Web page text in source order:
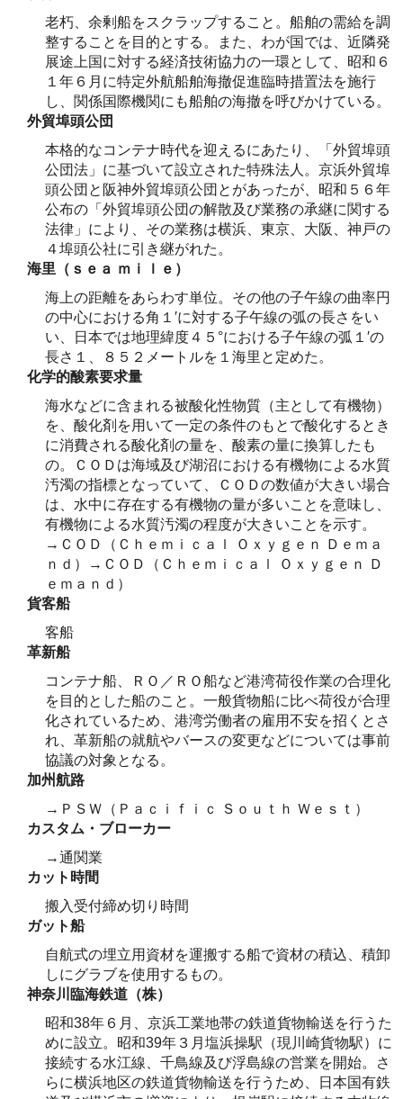
老朽、余剰船をスクラップすること。船舶の需給を調
整することを目的とする。また、わが国では、近隣発
展途上国に対する経済技術協力の一環として、昭和６
１年６月に特定外航船舶海撤促進臨時措置法を施行
し、関係国際機関にも船舶の海撤を呼びかけている。
外貿埠頭公団
本格的なコンテナ時代を迎えるにあたり、「外貿埠頭
公団法」に基づいて設立された特殊法人。京浜外貿埠
頭公団と阪神外貿埠頭公団とがあったが、昭和５６年
公布の「外貿埠頭公団の解散及び業務の承継に関する
法律」により、その業務は横浜、東京、大阪、神戸の
４埠頭公社に引き継がれた。
海里（ｓｅａ ｍｉｌｅ）
海上の距離をあらわす単位。その他の子午線の曲率円
の中心における角１′に対する子午線の弧の長さをい
い、日本では地理緯度４５°における子午線の弧１′の
長さ１、８５２メートルを１海里と定めた。
化学的酸素要求量
海水などに含まれる被酸化性物質（主として有機物）
を、酸化剤を用いて一定の条件のもとで酸化するとき
に消費される酸化剤の量を、酸素の量に換算したも
の。ＣＯＤは海域及び湖沼における有機物による水質
汚濁の指標となっていて、ＣＯＤの数値が大きい場合
は、水中に存在する有機物の量が多いことを意味し、
有機物による水質汚濁の程度が大きいことを示す。
→ＣＯＤ（Ｃｈｅｍｉｃａｌ Ｏｘｙｇｅｎ Ｄｅｍａ
ｎｄ）→ＣＯＤ（Ｃｈｅｍｉｃａｌ Ｏｘｙｇｅｎ Ｄ
ｅｍａｎｄ）
貨客船
客船
革新船
コンテナ船、ＲＯ／ＲＯ船など港湾荷役作業の合理化
を目的とした船のこと。一般貨物船に比べ荷役が合理
化されているため、港湾労働者の雇用不安を招くとさ
れ、革新船の就航やバースの変更などについては事前
協議の対象となる。
加州航路
→ＰＳＷ（Ｐａｃｉｆｉｃ Ｓｏｕｔｈ Ｗｅｓｔ）
カスタム・ブローカー
→通関業
カット時間
搬入受付締め切り時間
ガット船
自航式の埋立用資材を運搬する船で資材の積込、積卸
しにグラブを使用するもの。
神奈川臨海鉄道（株）
昭和38年６月、京浜工業地帯の鉄道貨物輸送を行うた
めに設立。昭和39年３月塩浜操駅（現川崎貨物駅）に
接続する水江線、千鳥線及び浮島線の営業を開始。さ
らに横浜地区の鉄道貨物輸送を行うため、日本国有鉄